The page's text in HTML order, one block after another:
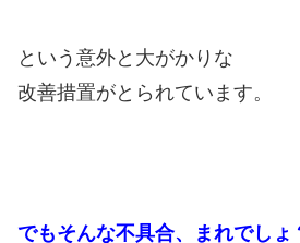
という意外と大がかりな
改善措置がとられています。
でもそんな不具合、まれでし